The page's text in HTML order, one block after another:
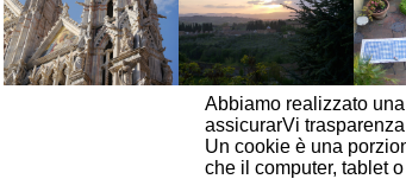
Abbiamo realizzato
assicurarVi
Un cookie è una
che il computer, tablet